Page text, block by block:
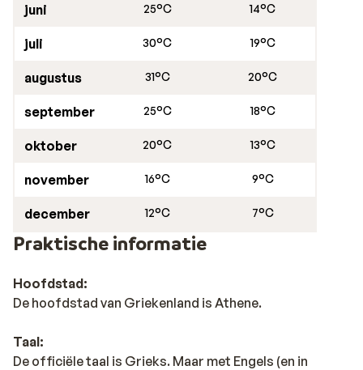
juni 25°C 14°C
juli 30°C 19°C
augustus 31°C 20°C
september 25°C 18°C
oktober 20°C 13°C
november 16°C 9°C
december 12°C 7°C
Praktische informatie
Hoofdstad:
De hoofdstad van Griekenland is Athene.
Taal:
De officiële taal is Grieks. Maar met Engels (en in